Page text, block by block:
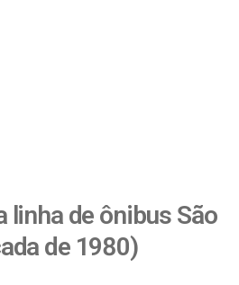
linha de ônibus São
de 1980)